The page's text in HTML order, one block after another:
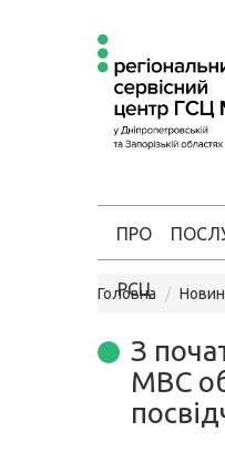
ПРО
РСЦ
Головна
З
МВС